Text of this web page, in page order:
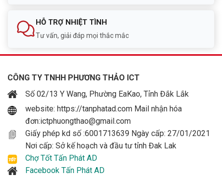
HỖ TRỢ NHIỆT TÌNH
Tư vấn, giải đáp mọi thắc mắc
CÔNG TY TNHH PHƯƠNG THẢO ICT
Số 02/13 Y Wang, Phường EaKao, Tỉnh Đắk Lắk
website: https://tanphatad.com Mail nhận hóa
đơn:ictphuongthao@gmail.com
Giấy phép kd số :6001713639 Ngày cấp: 27/01/2021
Nơi cấp: Sở kế hoạch và đầu tư tỉnh Đak Lak
Chợ Tốt Tấn Phát AD
Facebook Tấn Phát AD